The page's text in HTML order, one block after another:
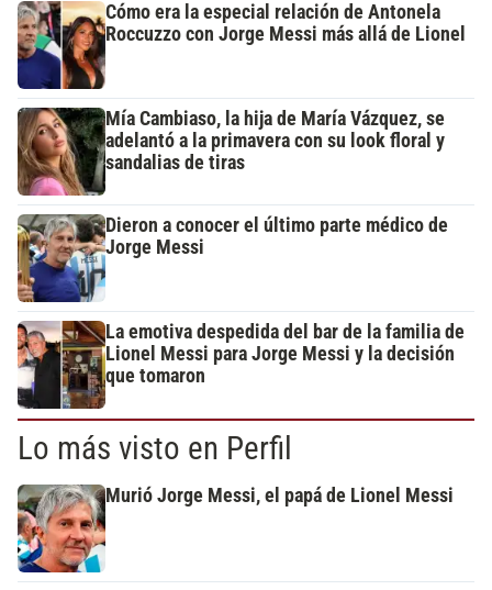
Cómo era la especial relación de Antonela
Roccuzzo con Jorge Messi más allá de Lionel
Mía Cambiaso, la hija de María Vázquez, se
adelantó a la primavera con su look floral y
sandalias de tiras
Dieron a conocer el último parte médico de
Jorge Messi
La emotiva despedida del bar de la familia de
Lionel Messi para Jorge Messi y la decisión
que tomaron
Lo más visto en Perfil
Murió Jorge Messi, el papá de Lionel Messi